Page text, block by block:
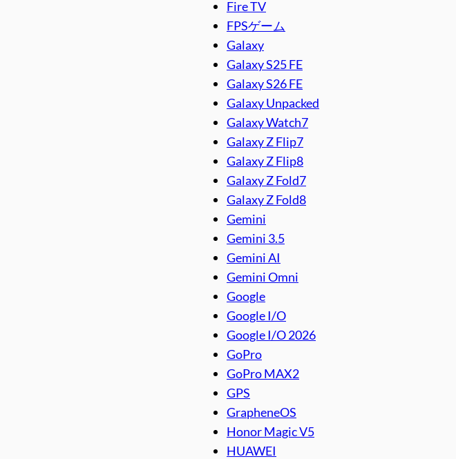
Fire TV
FPSゲーム
Galaxy
Galaxy S25 FE
Galaxy S26 FE
Galaxy Unpacked
Galaxy Watch7
Galaxy Z Flip7
Galaxy Z Flip8
Galaxy Z Fold7
Galaxy Z Fold8
Gemini
Gemini 3.5
Gemini AI
Gemini Omni
Google
Google I/O
Google I/O 2026
GoPro
GoPro MAX2
GPS
GrapheneOS
Honor Magic V5
HUAWEI